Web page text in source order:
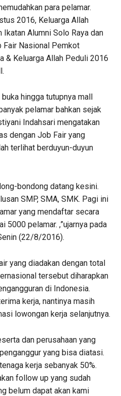
para pelamar.
2016, Keluarga Allah
Alumni Solo Raya dan
Fair Nasional Pemkot
& Keluarga Allah Peduli 2016
hingga tutupnya mall
pelamar bahkan sejak
Indahsari mengatakan
dengan Job Fair yang
terlihat berduyun-duyun
bondong datang kesini.
SMP, SMA, SMK. Pagi ini
yang mendaftar secara
5000 pelamar. ,”ujarnya pada
(22/8/2016).
yang diadakan dengan total
tersebut diharapkan
di Indonesia.
kerja, nantinya masih
lowongan kerja selanjutnya.
dan perusahaan yang
yang bisa diatasi.
kerja sebanyak 50%.
follow up yang sudah
belum dapat akan kami